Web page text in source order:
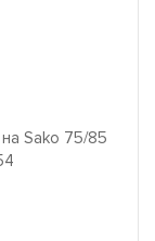
Sako 75/85